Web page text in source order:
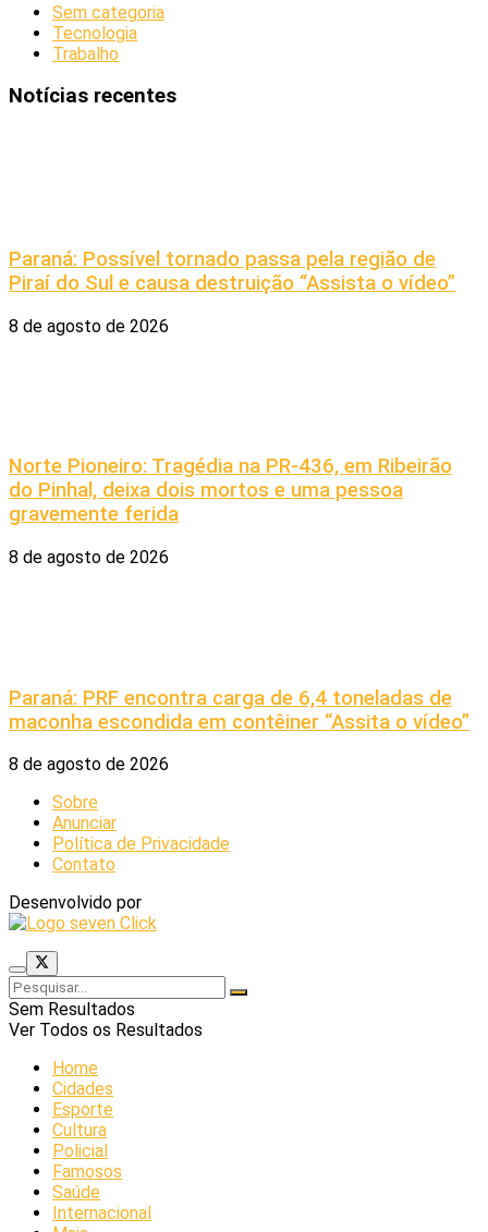
Sem categoria
Tecnologia
Trabalho
Notícias recentes
Paraná: Possível tornado passa pela região de
Piraí do Sul e causa destruição “Assista o vídeo”
8 de agosto de 2026
Norte Pioneiro: Tragédia na PR-436, em Ribeirão
do Pinhal, deixa dois mortos e uma pessoa
gravemente ferida
8 de agosto de 2026
Paraná: PRF encontra carga de 6,4 toneladas de
maconha escondida em contêiner “Assita o vídeo”
8 de agosto de 2026
Sobre
Anunciar
Política de Privacidade
Contato
Desenvolvido por
Sem Resultados
Ver Todos os Resultados
Home
Cidades
Esporte
Cultura
Policial
Famosos
Saúde
Internacional